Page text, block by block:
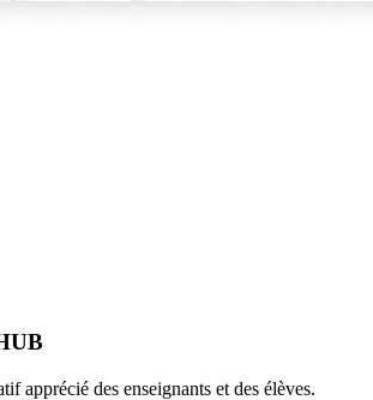
apprécié des enseignants et des élèves.